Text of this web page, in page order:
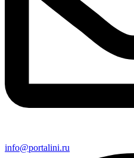
info@portalini.ru